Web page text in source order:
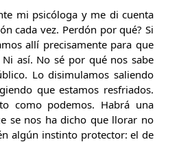
mi psicóloga y me di cuenta
cada vez. Perdón por qué? Si
allí precisamente para que
Ni así. No sé por qué nos sabe
Lo disimulamos saliendo
que estamos resfriados.
como podemos. Habrá una
se nos ha dicho que llorar no
algún instinto protector: el de